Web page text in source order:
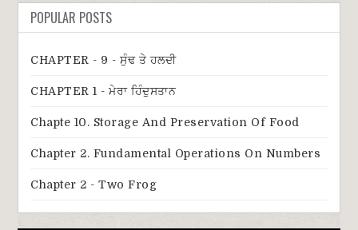
POPULAR POSTS
CHAPTER - 9 - ਸੁੰਢ ਤੇ ਹਲਦੀ
CHAPTER 1 - ਮੇਰਾ ਹਿੰਦੁਸਤਾਨ
Chapte 10. Storage And Preservation Of Food
Chapter 2. Fundamental Operations On Numbers
Chapter 2 - Two Frog